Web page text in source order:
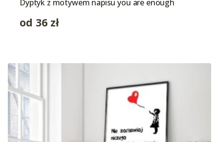
Dyptyk z motywem napisu you are enough
od 36 zł